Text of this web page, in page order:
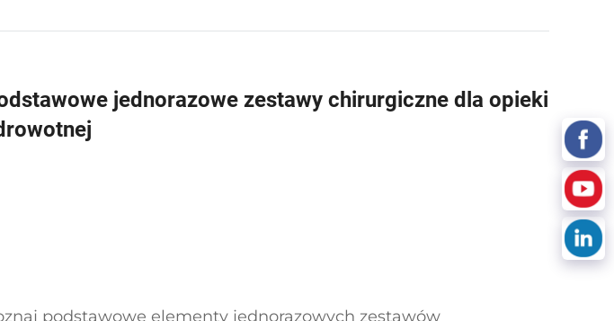
jednorazowe zestawy chirurgiczne dla opieki
podstawowe elementy jednorazowych zestawów